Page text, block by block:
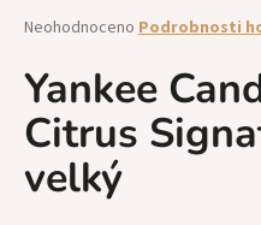
Průměrné
produktu
je
0,0
z
hvězdiček.
Neohodnoceno Podrobnosti
Yankee
Citrus
velký
a
j
í
t
?